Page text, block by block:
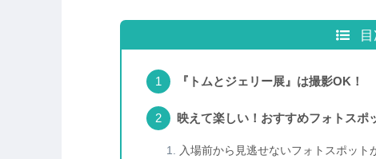
『トムとジェリー展』は撮影OK！
映えて楽しい！おすすめフォトスポ
入場前から見逃せないフォトスポット